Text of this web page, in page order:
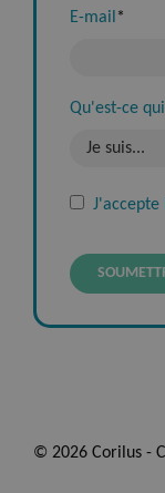
E-mail*
Qu'est-ce
J'accepte
© 2026 Corilus -